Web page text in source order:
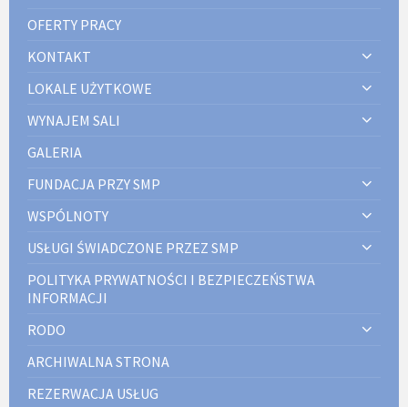
OFERTY PRACY
KONTAKT
LOKALE UŻYTKOWE
WYNAJEM SALI
GALERIA
FUNDACJA PRZY SMP
WSPÓLNOTY
USŁUGI ŚWIADCZONE PRZEZ SMP
POLITYKA PRYWATNOŚCI I BEZPIECZEŃSTWA
INFORMACJI
RODO
ARCHIWALNA STRONA
REZERWACJA USŁUG